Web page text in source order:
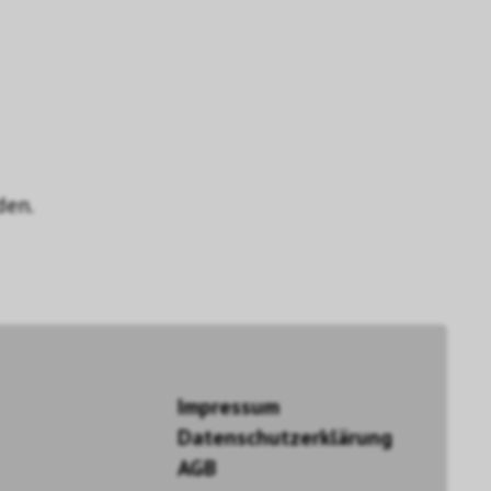
Impressum
Datenschutzerklärung
AGB